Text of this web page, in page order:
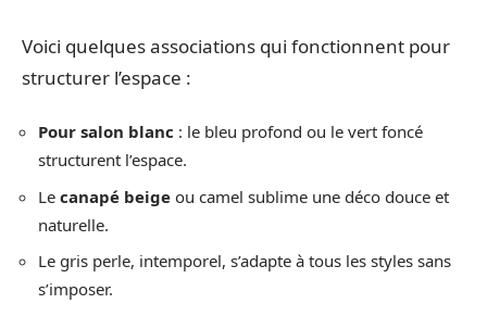
Voici quelques associations qui fonctionnent pour
structurer l’espace :
Pour salon blanc : le bleu profond ou le vert foncé
structurent l’espace.
Le canapé beige ou camel sublime une déco douce et
naturelle.
Le gris perle, intemporel, s’adapte à tous les styles sans
s’imposer.